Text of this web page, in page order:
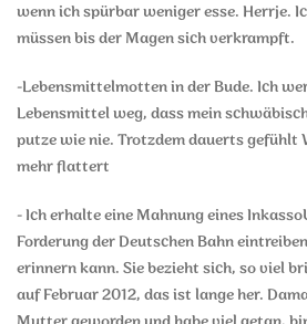
wenn ich spürbar weniger esse. Herrje.
müssen bis der Magen sich verkrampft.
-Lebensmittelmotten in der Bude. Ich
Lebensmittel weg, dass mein
putze wie nie. Trotzdem dauerts gefühlt
mehr flattert
- Ich erhalte eine Mahnung eines
Forderung der Deutschen Bahn
erinnern kann. Sie bezieht sich, so viel
auf Februar 2012, das ist lange her.